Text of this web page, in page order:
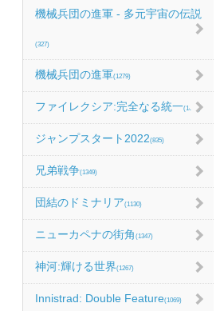
機械兵団の進軍 - 多元宇宙の伝説
(327)
機械兵団の進軍(1279)
ファイレクシア:完全なる統一(1067)
ジャンプスタート2022(835)
兄弟戦争(1349)
団結のドミナリア(1130)
ニューカペナの街角 (1347)
神河:輝ける世界(1267)
Innistrad: Double Feature(1069)